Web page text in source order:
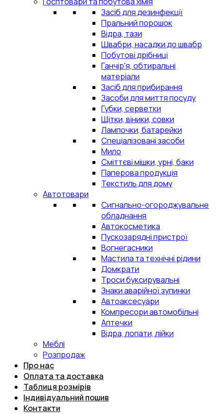
Засіб для дезинфекції
Пральний порошок
Відра, тази
Швабри, насадки до швабр
Побутові дрібниці
Ганчір'я, обтиральні
матеріали
Засіб для прибирання
Засоби для миття посуду
Губки, серветки
Щітки, віники, совки
Лампочки, батарейки
Спеціалізовані засоби
Мило
Сміттєві мішки, урні, баки
Паперова продукція
Текстиль для дому
Автотовари
Сигнально-огороджувальне
обладнання
Автокосметика
Пускозарядні пристрої
Вогнегасники
Мастила та технічні рідини
Домкрати
Троси буксирувальні
Знаки аварійної зупинки
Автоаксесуари
Компресори автомобільні
Аптечки
Відра, лопати, лійки
Меблі
Розпродаж
Про нас
Оплата та доставка
Таблиця розмірів
Індивідуальний пошив
Контакти